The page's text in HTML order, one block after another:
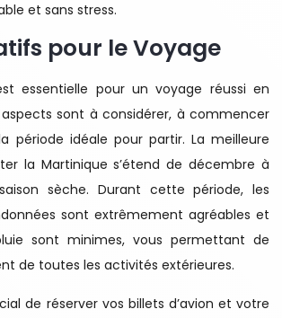
et sans stress.
pour le Voyage
essentielle pour un voyage réussi en
aspects sont à considérer, à commencer
période idéale pour partir. La meilleure
la Martinique s’étend de décembre à
sèche. Durant cette période, les
sont extrêmement agréables et
sont minimes, vous permettant de
de toutes les activités extérieures.
de réserver vos billets d’avion et votre